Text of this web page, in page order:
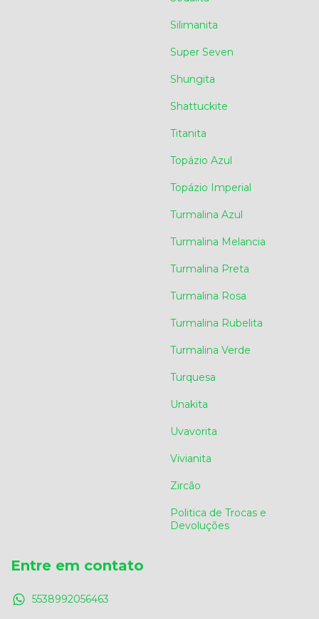
Silimanita
Super Seven
Shungita
Shattuckite
Titanita
Topázio Azul
Topázio Imperial
Turmalina Azul
Turmalina Melancia
Turmalina Preta
Turmalina Rosa
Turmalina Rubelita
Turmalina Verde
Turquesa
Unakita
Uvavorita
Vivianita
Zircão
Politica de Trocas e
Devoluções
Entre em contato
5538992056463